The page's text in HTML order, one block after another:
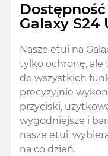
Galaxy S24
Nasze etui na
tylko ochronę, ale
do wszystkich
precyzyjnie
przyciski,
wygodniejsze i
nasze etui,
na co dzień.